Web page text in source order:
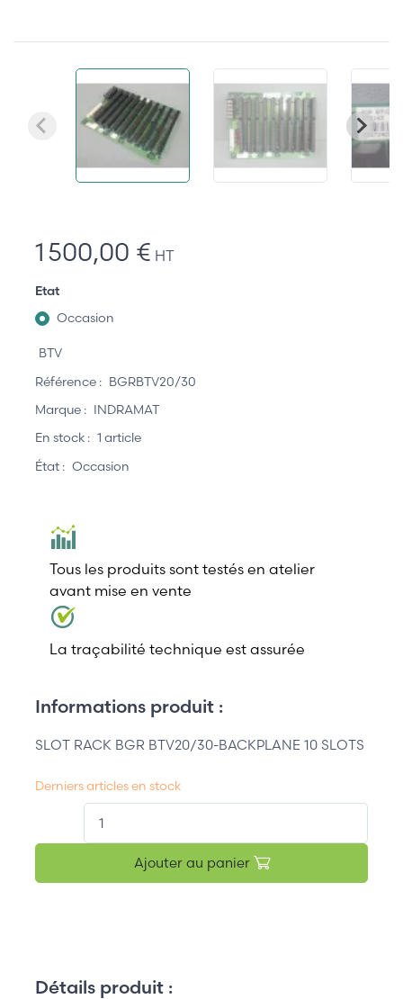
1 500,00 € HT
Etat
Occasion
BTV
Référence : BGRBTV20/30
Marque : INDRAMAT
En stock : 1 article
État : Occasion
Tous les produits sont testés en atelier
avant mise en vente
La traçabilité technique est assurée
Informations produit :
SLOT RACK BGR BTV20/30-BACKPLANE 10 SLOTS
Derniers articles en stock
Ajouter au panier
Détails produit :